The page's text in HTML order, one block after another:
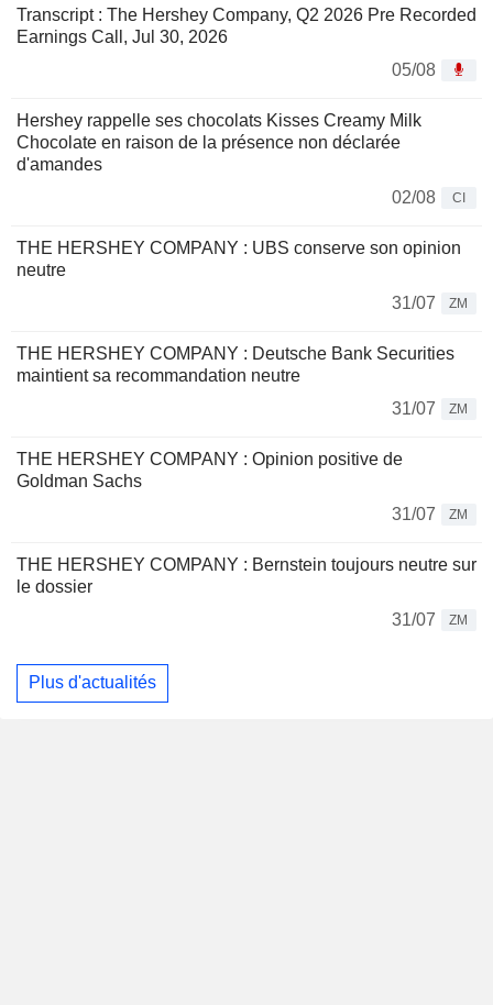
Transcript : The Hershey Company, Q2 2026 Pre Recorded
Earnings Call, Jul 30, 2026
05/08
Hershey rappelle ses chocolats Kisses Creamy Milk
Chocolate en raison de la présence non déclarée
d'amandes
02/08
CI
THE HERSHEY COMPANY : UBS conserve son opinion
neutre
31/07
ZM
THE HERSHEY COMPANY : Deutsche Bank Securities
maintient sa recommandation neutre
31/07
ZM
THE HERSHEY COMPANY : Opinion positive de
Goldman Sachs
31/07
ZM
THE HERSHEY COMPANY : Bernstein toujours neutre sur
le dossier
31/07
ZM
Plus d'actualités